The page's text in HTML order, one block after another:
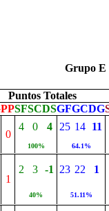
Grupo
Puntos Totales
PPSFSCDSGFGCDG
0
4 0 4 25 14 11
100% 64.1%
1
2 3 -1 23 22 1
40% 51.11%